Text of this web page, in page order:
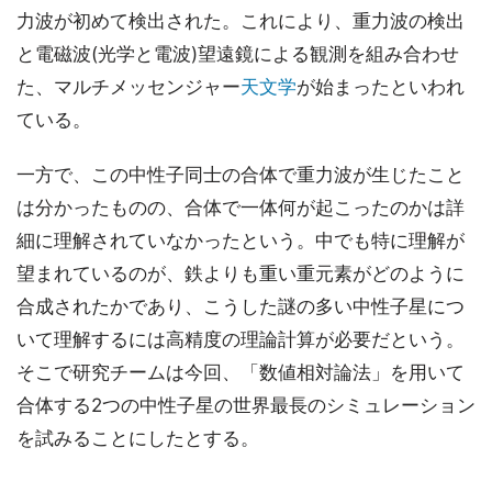
力波が初めて検出された。これにより、重力波の検出
と電磁波(光学と電波)望遠鏡による観測を組み合わせ
た、マルチメッセンジャー天文学が始まったといわれ
ている。
一方で、この中性子同士の合体で重力波が生じたこと
は分かったものの、合体で一体何が起こったのかは詳
細に理解されていなかったという。中でも特に理解が
望まれているのが、鉄よりも重い重元素がどのように
合成されたかであり、こうした謎の多い中性子星につ
いて理解するには高精度の理論計算が必要だという。
そこで研究チームは今回、「数値相対論法」を用いて
合体する2つの中性子星の世界最長のシミュレーション
を試みることにしたとする。